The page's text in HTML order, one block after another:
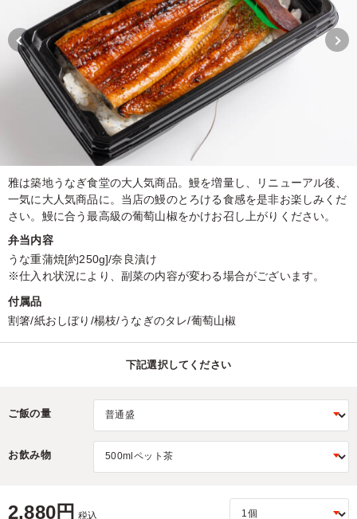
雅は築地うなぎ食堂の大人気商品。鰻を増量し、リニューアル後、
一気に大人気商品に。当店の鰻のとろける食感を是非お楽しみくだ
さい。鰻に合う最高級の葡萄山椒をかけお召し上がりください。
弁当内容
うな重蒲焼[約250g]/奈良漬け
※仕入れ状況により、副菜の内容が変わる場合がございます。
付属品
割箸/紙おしぼり/楊枝/うなぎのタレ/葡萄山椒
下記選択してください
ご飯の量
お飲み物
2,880円 税込